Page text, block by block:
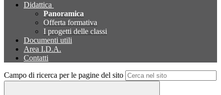
Didattica
Panoramica
Offerta formativa
I progetti delle classi
Documenti utili
Area I.D.A.
Contatti
Campo di ricerca per le pagine del sito